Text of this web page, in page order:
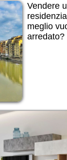
Vendere
meglio
arredato?